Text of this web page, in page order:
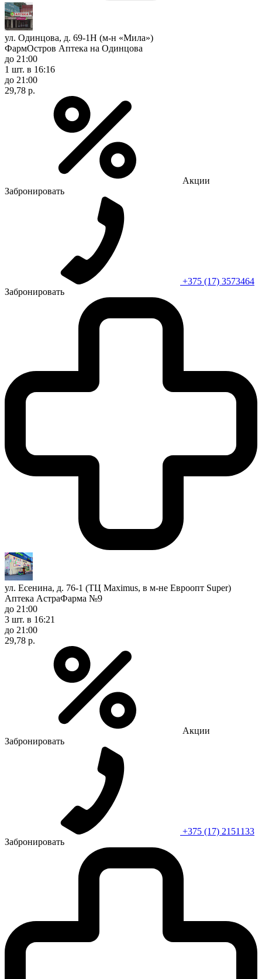
ул. Одинцова, д. 69-1Н (м-н «Мила»)
ФармОстров Аптека на Одинцова
до 21:00
1 шт. в 16:16
до 21:00
29,78 р.
Акции
Забронировать
+375 (17) 3573464
Забронировать
ул. Есенина, д. 76-1 (ТЦ Maximus, в м-не Евроопт Super)
Аптека АстраФарма №9
до 21:00
3 шт. в 16:21
до 21:00
29,78 р.
Акции
Забронировать
+375 (17) 2151133
Забронировать